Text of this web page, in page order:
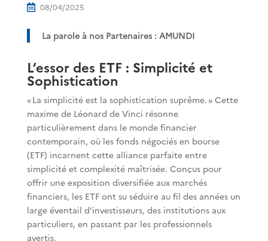
 08/04/2025
La parole à nos Partenaires : AMUNDI
L’essor des ETF : Simplicité et
Sophistication
« La simplicité est la sophistication suprême. » Cette
maxime de Léonard de Vinci résonne
particulièrement dans le monde financier
contemporain, où les fonds négociés en bourse
(ETF) incarnent cette alliance parfaite entre
simplicité et complexité maîtrisée. Conçus pour
offrir une exposition diversifiée aux marchés
financiers, les ETF ont su séduire au fil des années un
large éventail d’investisseurs, des institutions aux
particuliers, en passant par les professionnels
avertis.